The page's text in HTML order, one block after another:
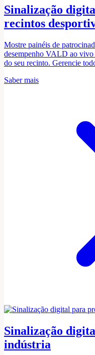
Sinalização
recintos
Mostre painéis de
desempenho VALD ao vivo
do seu recinto. Gerencie
Saber mais
Sinalização
indústria